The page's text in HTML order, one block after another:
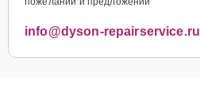
info@dyson-repairservice.ru